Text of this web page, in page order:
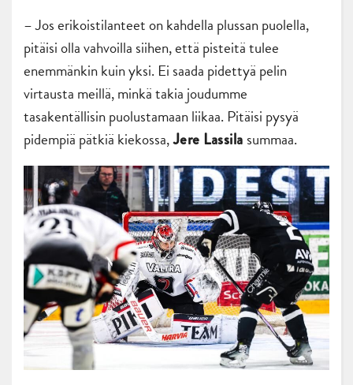
– Jos erikoistilanteet on kahdella plussan puolella,
pitäisi olla vahvoilla siihen, että pisteitä tulee
enemmänkin kuin yksi. Ei saada pidettyä pelin
virtausta meillä, minkä takia joudumme
tasakentällisin puolustamaan liikaa. Pitäisi pysyä
pidempiä pätkiä kiekossa,Jere Lassila summaa.